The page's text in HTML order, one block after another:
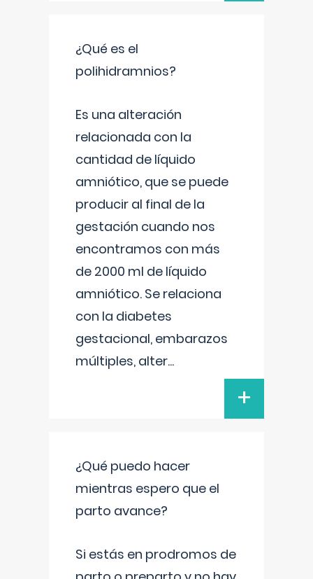
¿Qué es el
polihidramnios?
Es una alteración
relacionada con la
cantidad de líquido
amniótico, que se puede
producir al final de la
gestación cuando nos
encontramos con más
de 2000 ml de líquido
amniótico. Se relaciona
con la diabetes
gestacional, embarazos
múltiples, alter...
+
¿Qué puedo hacer
mientras espero que el
parto avance?
Si estás en prodromos de